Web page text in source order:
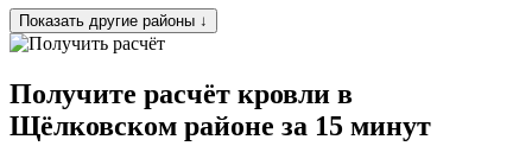
Показать другие районы ↓
Получите расчёт кровли в
Щёлковском районе за 15 минут